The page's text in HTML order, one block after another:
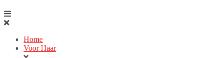
Home
Voor Haar